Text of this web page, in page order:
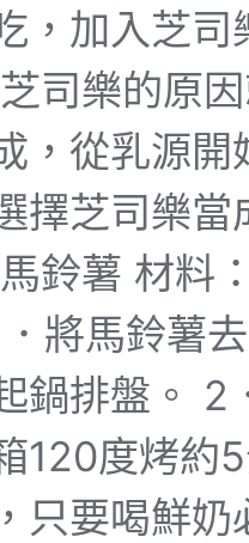
，加入芝
司樂的原
，從乳源
擇芝司樂
鈴薯 材料
將馬鈴薯
鍋排盤。
120度烤約
只要喝鮮